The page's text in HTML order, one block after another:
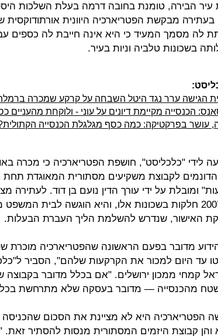
עיר הבירה, טומנת בחובה דרמה בעלת השלכות
מבקשת הפטריארכיה היוונית אורתודוקסית
בשכונות טלביה וניות בעיר.
הגישה ערר נגד היטל השבחה על קרקע שמכרה
הכנסייה מקיימת דיונים על עוני - ולוקחת מהעניים
עושר בפרקטיקה: כמה כסף מגלגלת הכנסייה
השטח בן 500 הדונמים לקבוצת משקיעים מסתורית המאוגדת
ומובלת על ידי עורך הדין נועם בן דוד. לעתירה
המונה מעל ל־200 חלקות בשכונות אלו, והיא הוגשה לבית
האישור, שנדרש להשלמת הליך העברת הבעלות.
מדובר בפעם הראשונה שהפטריארכיה מוכרת
עד היום למכור את הקרקעות שלהם", הסביר
קמחי ממכון ירושלים. "אם בכלל מדובר בקבוצה
מהכנסייה — מדובר בעסקה שלא מתרחשת בכל
הפטריארכיה היא לא מציינת את הסכום
והן קבוצת היזמים המסתורית מנסות להסתיר זאת.